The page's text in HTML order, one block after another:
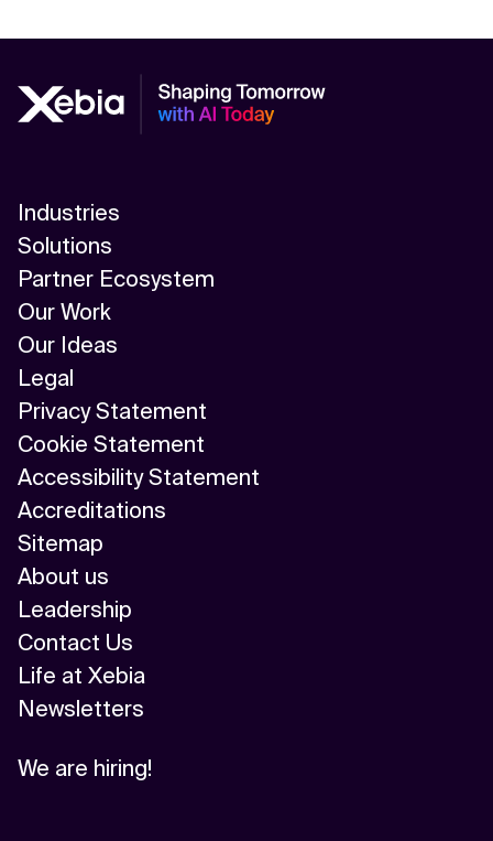
Industries
Solutions
Partner Ecosystem
Our Work
Our Ideas
Legal
Privacy Statement
Cookie Statement
Accessibility Statement
Accreditations
Sitemap
About us
Leadership
Contact Us
Life at Xebia
Newsletters
We are hiring!